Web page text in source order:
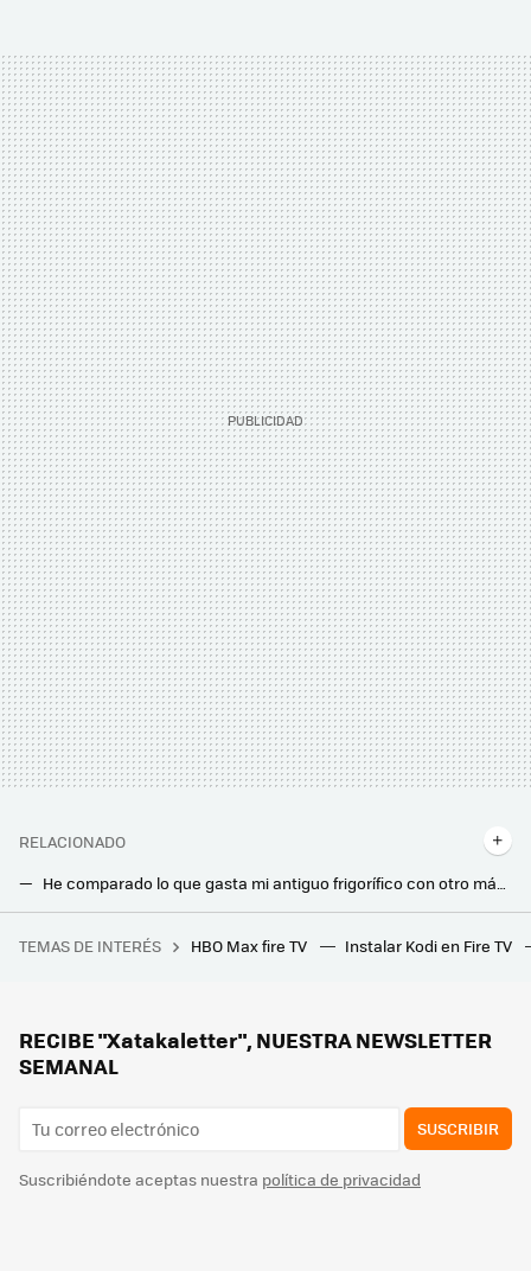
RELACIONADO
He comparado lo que gasta mi antiguo frigorífico con otro más moderno y eficiente. Es una ruina y no sé cómo no lo he cambiado todavía
La película bélica que destronó a 'Salvar al soldado Ryan' 26 años después. Un duro drama sobre la guerra firmado por uno de los directores más legendarios de la historia del cine
TEMAS DE INTERÉS HBO Max fire TV Instalar Kodi en Fire TV
RECIBE "Xatakaletter", NUESTRA NEWSLETTER
SEMANAL
SUSCRIBIR
Suscribiéndote aceptas nuestra política de privacidad